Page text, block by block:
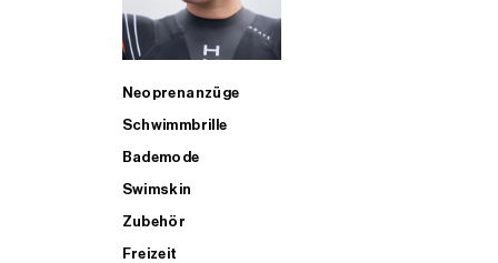
Neoprenanzüge
Schwimmbrille
Bademode
Swimskin
Zubehör
Freizeit